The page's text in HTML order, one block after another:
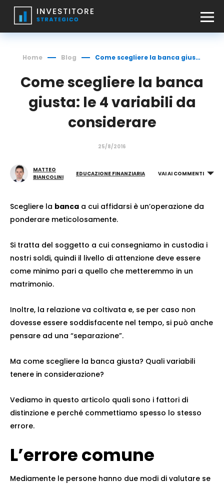
Home Blog Come scegliere la banca giusta: le 4 variabili da considerare
Come scegliere la banca
giusta: le 4 variabili da
considerare
25/8/2016
EDUCAZIONE FINANZIARIA
MATTEO
BIANCOLINI
VAI AI COMMENTI
Scegliere la banca a cui affidarsi è un’operazione da
ponderare meticolosamente.
Si tratta del soggetto a cui consegniamo in custodia i
nostri soldi, quindi il livello di attenzione deve essere
come minimo pari a quello che metteremmo in un
matrimonio.
Inoltre, la relazione va coltivata e, se per caso non
dovesse essere soddisfacente nel tempo, si può anche
pensare ad una “separazione”.
Ma come scegliere la banca giusta? Quali variabili
tenere in considerazione?
Vediamo in questo articolo quali sono i fattori di
distinzione e perché commettiamo spesso lo stesso
errore.
L’errore comune
Mediamente le persone hanno due modi di valutare se